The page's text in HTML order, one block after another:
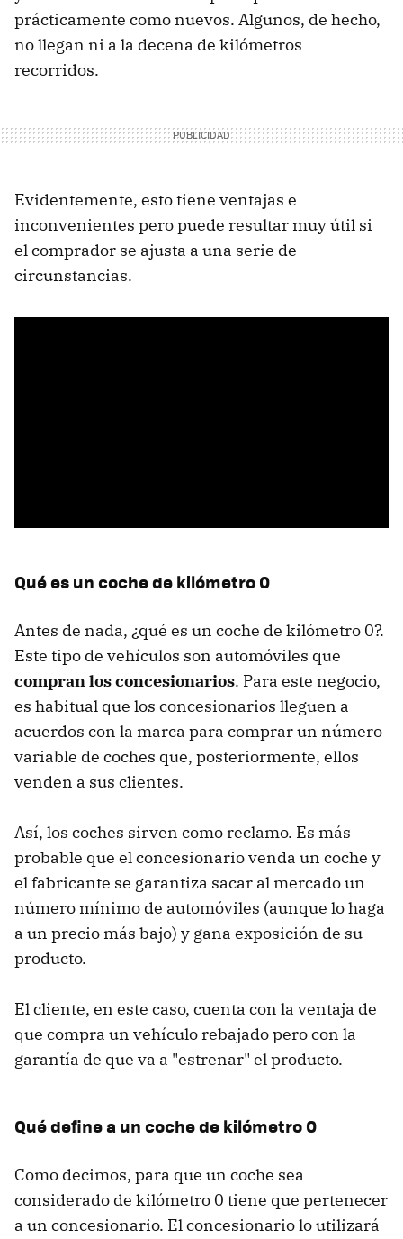
prácticamente como nuevos. Algunos, de hecho,
no llegan ni a la decena de kilómetros
recorridos.
Evidentemente, esto tiene ventajas e
inconvenientes pero puede resultar muy útil si
el comprador se ajusta a una serie de
circunstancias.
Qué es un coche de kilómetro 0
Antes de nada, ¿qué es un coche de kilómetro 0?.
Este tipo de vehículos son automóviles que
compran los concesionarios. Para este negocio,
es habitual que los concesionarios lleguen a
acuerdos con la marca para comprar un número
variable de coches que, posteriormente, ellos
venden a sus clientes.
Así, los coches sirven como reclamo. Es más
probable que el concesionario venda un coche y
el fabricante se garantiza sacar al mercado un
número mínimo de automóviles (aunque lo haga
a un precio más bajo) y gana exposición de su
producto.
El cliente, en este caso, cuenta con la ventaja de
que compra un vehículo rebajado pero con la
garantía de que va a "estrenar" el producto.
Qué define a un coche de kilómetro 0
Como decimos, para que un coche sea
considerado de kilómetro 0 tiene que pertenecer
a un concesionario. El concesionario lo utilizará